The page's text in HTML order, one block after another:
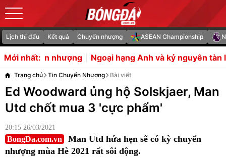
Lịch thi đấu Kết quả Chuyển nhượng ASEAN Championship
Mới nhất:
Ngoại hạng Anh và kỷ nguyên tàn lụi của các huấn
Trang chủ Tin Chuyển Nhượng Bài viết
Ed Woodward ủng hộ Solskjaer, Man
Utd chốt mua 3 'cực phẩm'
20:15 26/03/2021
BongDa.com.vn
Man Utd hứa hẹn sẽ có kỳ chuyển
nhượng mùa Hè 2021 rất sôi động.